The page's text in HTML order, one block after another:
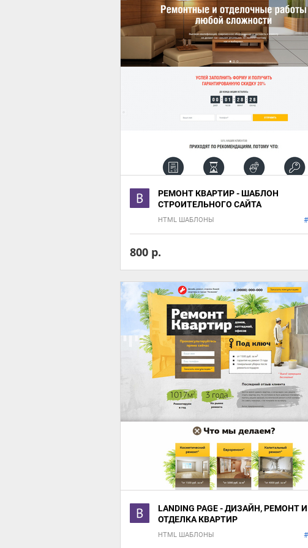
РЕМОНТ КВАРТИР - ШАБЛОН
СТРОИТЕЛЬНОГО САЙТА
HTML ШАБЛОНЫ
800 р.
LANDING PAGE - ДИЗАЙН, РЕМОНТ И
ОТДЕЛКА КВАРТИР
HTML ШАБЛОНЫ